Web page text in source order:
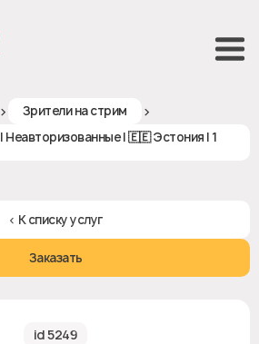
> Зрители на стрим >
| Неавторизованные | 🇪🇪 Эстония | 1
< К списку услуг
Заказать
id 5249